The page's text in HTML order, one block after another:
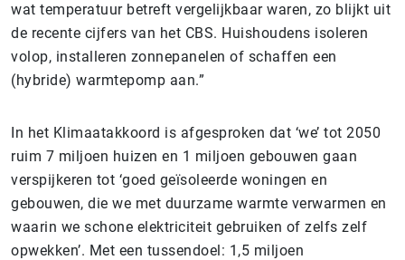
wat temperatuur betreft vergelijkbaar waren, zo blijkt uit
de recente cijfers van het CBS. Huishoudens isoleren
volop, installeren zonnepanelen of schaffen een
(hybride) warmtepomp aan.”
In het Klimaatakkoord is afgesproken dat ‘we’ tot 2050
ruim 7 miljoen huizen en 1 miljoen gebouwen gaan
verspijkeren tot ‘goed geïsoleerde woningen en
gebouwen, die we met duurzame warmte verwarmen en
waarin we schone elektriciteit gebruiken of zelfs zelf
opwekken’. Met een tussendoel: 1,5 miljoen